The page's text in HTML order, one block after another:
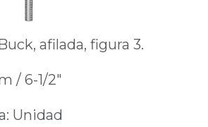
afilada, figura 3.
/ 6-1/2"
Unidad